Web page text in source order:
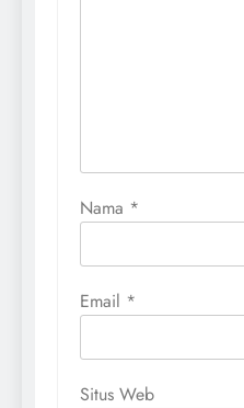
Nama *
Email *
Situs Web